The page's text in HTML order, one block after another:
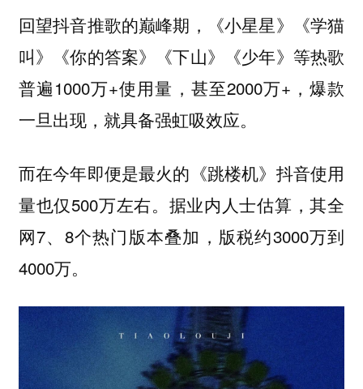
回望抖音推歌的巅峰期，《小星星》《学猫
叫》《你的答案》《下山》《少年》等热歌
普遍1000万+使用量，甚至2000万+，爆款
一旦出现，就具备强虹吸效应。
而在今年即便是最火的《跳楼机》抖音使用
量也仅500万左右。据业内人士估算，其全
网7、8个热门版本叠加，版税约3000万到
4000万。